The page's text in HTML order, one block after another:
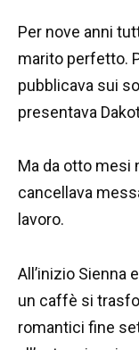
Per nove anni
marito perfetto.
pubblicava sui
presentava
Ma da otto mesi
cancellava
lavoro.
All’inizio Sienna
un caffè si
romantici fine